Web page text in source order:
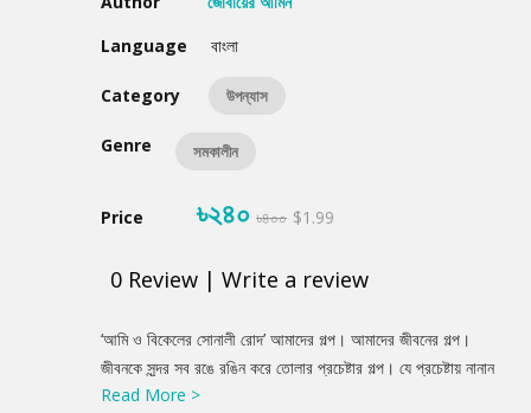
Language
বাংলা
Category উপন্যাস
Genre সমকালীন
Price ৳২৪০ ৳৪০০ $1.99
0 Review | Write a review
Product
Summery
‘আমি ও বিকেলের সোনালী রোদ’ আমাদের গল্প। আমাদের জীবনের গল্প।
জীবনকে সুন্দর সব রঙে রঙিন করে তোলার প্রচেষ্টার গল্প। যে প্রচেষ্টায় নানান
সব রং মেশাতে মেশাতে আমাদের অবিরাম পথচলা। রঙের সেই খেলায় প্রকৃতিও
Read More >